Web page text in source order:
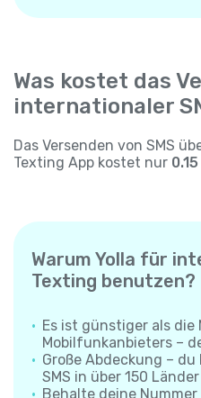
Was kostet das
internationaler
Das Versenden von SMS
Texting App kostet nur
Warum Yolla für
Texting benutzen?
Es ist günstiger als
Mobilfunkanbieters –
Große Abdeckung –
SMS in über 150
Behalte deine